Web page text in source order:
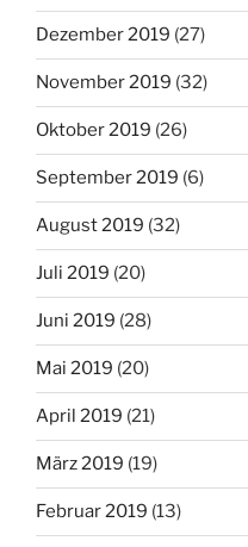
Dezember 2019 (27)
November 2019 (32)
Oktober 2019 (26)
September 2019 (6)
August 2019 (32)
Juli 2019 (20)
Juni 2019 (28)
Mai 2019 (20)
April 2019 (21)
März 2019 (19)
Februar 2019 (13)